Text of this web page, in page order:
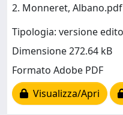
2. Monneret, Albano.pdf
Tipologia: versione
Dimensione 272.64 kB
Formato Adobe PDF
Visualizza/Apri